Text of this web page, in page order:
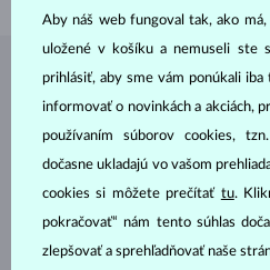
ŠPERKY Z
Aby náš web fungoval tak, ako
uložené v košíku a nemuseli ste
prihlásiť, aby sme vám ponúkali iba
informovať o novinkách a akciách,
používaním súborov cookies,
dočasne ukladajú vo vašom
cookies si môžete prečítať tu.
pokračovať“ nám tento súhlas
zlepšovať a sprehľadňovať naše